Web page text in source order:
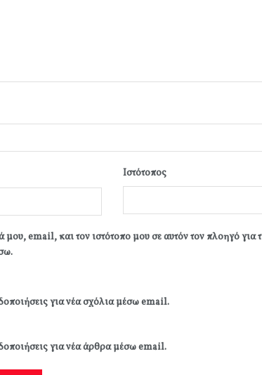
Ιστότοπος
email, και τον ιστότοπο μου σε αυτόν τον πλοηγό για
για νέα σχόλια μέσω email.
για νέα άρθρα μέσω email.